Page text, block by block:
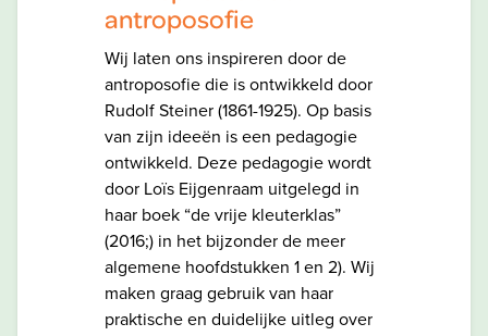
antroposofie
Wij laten ons inspireren door de
antroposofie die is ontwikkeld door
Rudolf Steiner (1861-1925). Op basis
van zijn ideeën is een pedagogie
ontwikkeld. Deze pedagogie wordt
door Loïs Eijgenraam uitgelegd in
haar boek “de vrije kleuterklas”
(2016;) in het bijzonder de meer
algemene hoofdstukken 1 en 2). Wij
maken graag gebruik van haar
praktische en duidelijke uitleg over